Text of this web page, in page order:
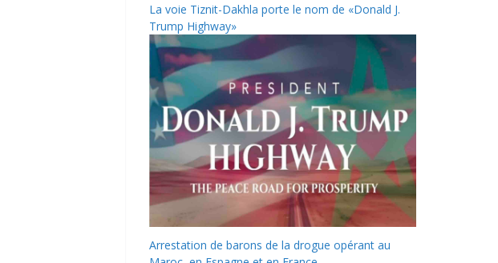
La voie Tiznit-Dakhla porte le nom de «Donald J.
Trump Highway»
Arrestation de barons de la drogue opérant au